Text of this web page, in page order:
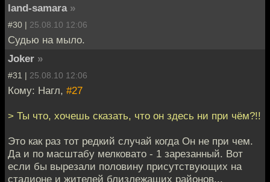
land-samara »
#30 | 25.08.10 12:06
Судью на мыло.
Joker »
#31 | 25.08.10 12:06
Кому: Нагл, #27
> Ты что, хочешь сказать, что он здесь ни при чём?!!
Это как раз тот редкий случай когда Он не при чем.
Да и по масштабу мелковато - 1 зарезанный. Вот
если бы вырезали половину присутствующих на
стадионе и жителей близлежаших районов...